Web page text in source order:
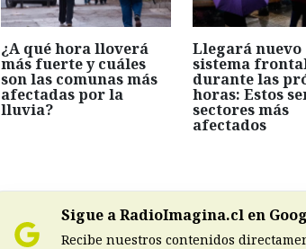
¿A qué hora lloverá
más fuerte y cuáles
son las comunas más
afectadas por la
lluvia?
Llegará nuevo
sistema
durante las
horas: Estos
sectores más
afectados
Sigue a RadioImagina.cl en
Recibe nuestros contenidos